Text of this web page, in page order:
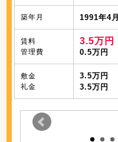
築年月 1991年4月
賃料
管理費
3.5万円
0.5万円
敷金
礼金
3.5万円
3.5万円